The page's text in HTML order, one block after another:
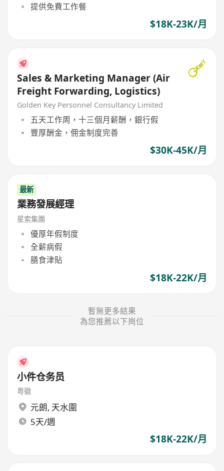
提供免費工作餐
$18K-23K/月
Sales & Marketing Manager (Air
Freight Forwarding, Logistics)
Golden Key Personnel Consultancy Limited
五天工作周，十三個月薪酬，銀行假
豐厚酬金，佣金制度完善
$30K-45K/月
最新
業務發展經理
星索集團
優厚年假制度
全薪病假
膳食津貼
$18K-22K/月
暫無更多結果
為您推薦以下崗位
小件仓务员
粤徽
元朗, 天水圍
5天/週
$18K-22K/月